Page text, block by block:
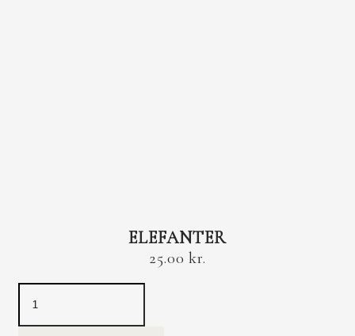
ELEFANTER
25.00kr.